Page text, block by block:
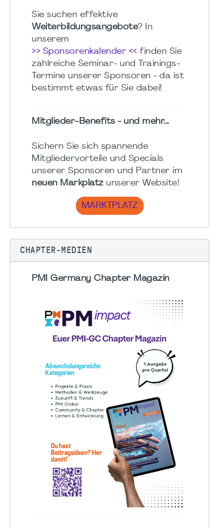
Sie suchen effektive
Weiterbildungsangebote? In
unserem
>> Sponsorenkalender << finden Sie
zahlreiche Seminar- und Trainings-
Termine unserer Sponsoren - da ist
bestimmt etwas für Sie dabei!
Mitglieder-Benefits - und mehr...
Sichern Sie sich spannende
Mitgliedervorteile und Specials
unserer Sponsoren und Partner im
neuen Markplatzunserer Website!
MARKTPLATZ
CHAPTER-MEDIEN
PMI Germany Chapter Magazin